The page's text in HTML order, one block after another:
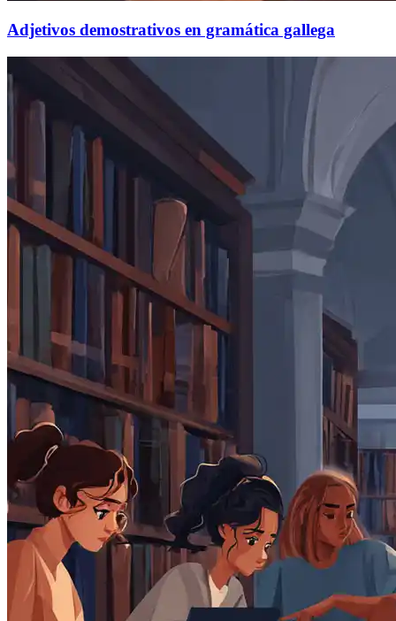
Adjetivos demostrativos en gramática gallega